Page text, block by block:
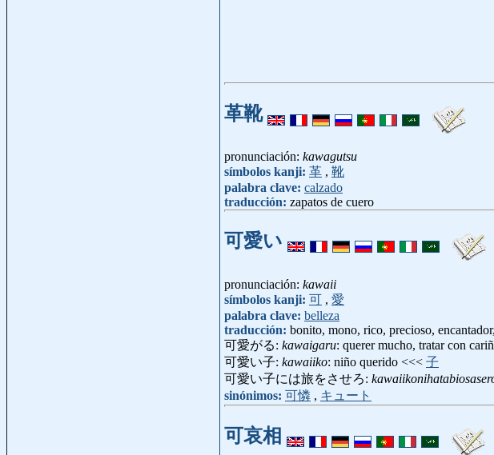
革靴
pronunciación: kawagutsu
símbolos kanji: 革 , 靴
palabra clave: calzado
traducción: zapatos de cuero
可愛い
pronunciación: kawaii
símbolos kanji: 可 , 愛
palabra clave: belleza
traducción: bonito, mono, rico, precioso,
可愛がる: kawaigaru: querer mucho, tratar con
可愛い子: kawaiiko: niño querido <<< 子
可愛い子には旅をさせろ:
sinónimos: 可憐 , キュート
可哀相